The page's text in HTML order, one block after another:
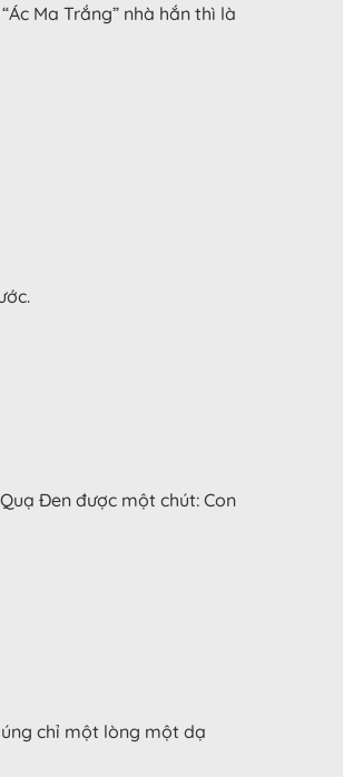
Ma Trắng” nhà hắn thì là
Đen được một chút: Con
chỉ một lòng một dạ